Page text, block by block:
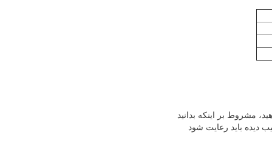
مشروط بر اینکه بدانید
دیده باید رعایت شود